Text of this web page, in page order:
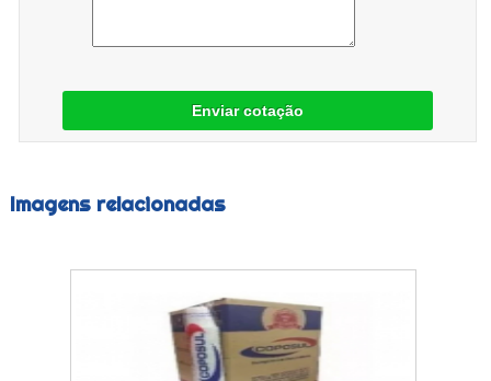
Enviar cotação
Imagens relacionadas